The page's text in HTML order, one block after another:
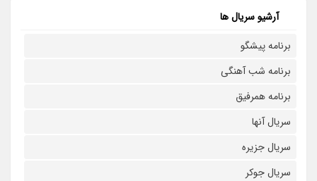
آرشیو سریال ها
برنامه پیشگو
برنامه شب آهنگی
برنامه همرفیق
سریال آنها
سریال جزیره
سریال جوکر